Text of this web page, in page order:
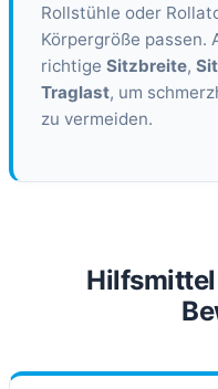
Rollstühle oder
Körpergröße passen.
richtige Sitzbreite,
Traglast, um
zu vermeiden.